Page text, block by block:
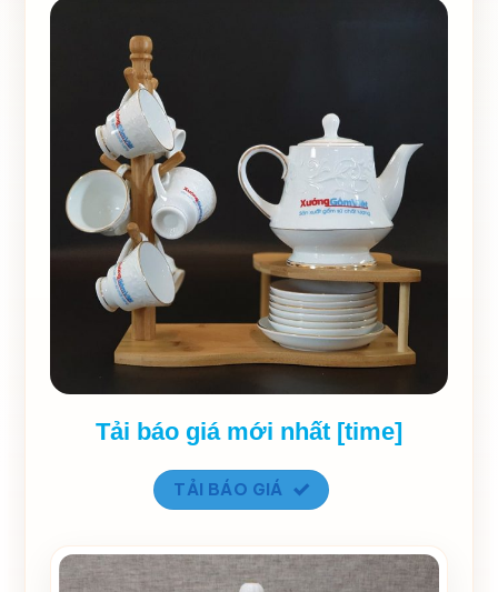
Thương
Nguồn gốc
Tải báo giá mới nhất [time]
TẢI BÁO GIÁ